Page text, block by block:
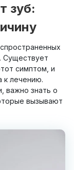
зуб:
Существует
симптом, и
к лечению.
важно знать о
вызывают